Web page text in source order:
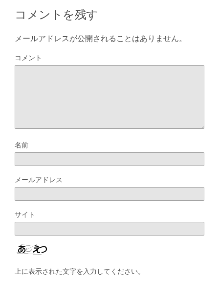
コメントを残す
メールアドレスが公開されることはありません。
コメント
名前
メールアドレス
サイト
上に表示された文字を入力してください。